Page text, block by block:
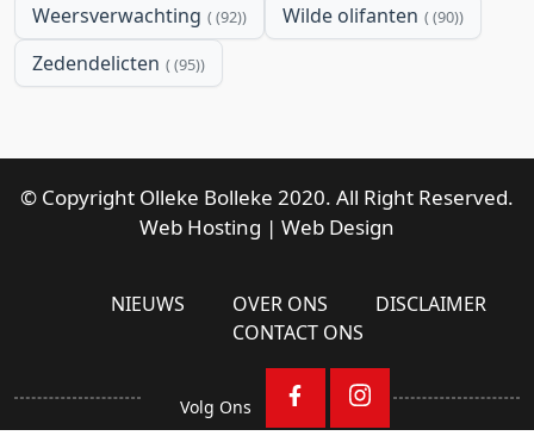
Weersverwachting (92) Wilde olifanten (90)
Zedendelicten (95)
© Copyright Olleke Bolleke 2020. All Right Reserved.
Web Hosting | Web Design
NIEUWS OVER ONS
DISCLAIMER
CONTACT ONS
Volg Ons